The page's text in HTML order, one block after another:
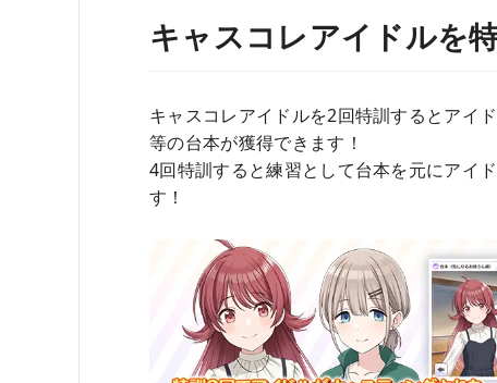
キャスコレアイドルを
キャスコレアイドルを2回特訓するとアイ
等の台本が獲得できます！
4回特訓すると練習として台本を元にアイ
す！